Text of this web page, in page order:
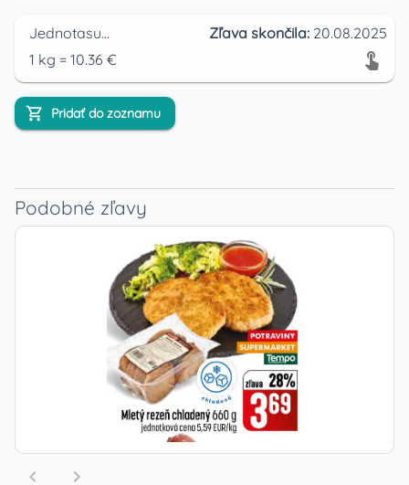
Jednotasupermarket Zľava skončila: 20.08.2025
1 kg = 10.36 €
Pridať do zoznamu
Podobné zľavy